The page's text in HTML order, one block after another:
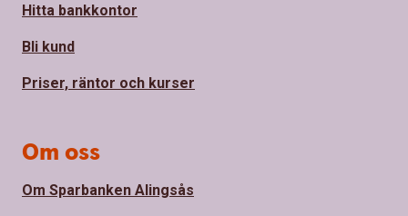
Hitta bankkontor
Bli kund
Priser, räntor och kurser
Om oss
Om Sparbanken Alingsås